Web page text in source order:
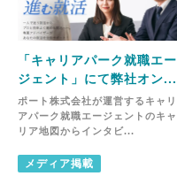
「キャリアパーク就職エー
ジェント」にて弊社オン...
ポート株式会社が運営するキャリ
アパーク就職エージェントのキャ
リア地図からインタビ...
メディア掲載